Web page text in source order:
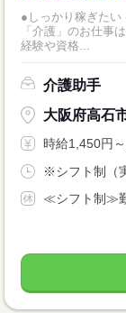
●しっかり稼ぎたい ●
「介護」のお仕事はいかがでし
経験や資格...
介護助手
大阪府高石
時給1,450円
※シフト制（
≪シフト制≫